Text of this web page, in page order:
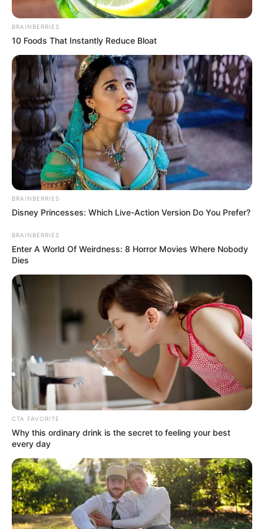
Por:Alerta Tolima
Febrero 25, 2019
COMPARTIR
En un juego bastante disputado en el
de Manizales,Deportes Tolima perdió 2 x 1 ante el Once
Caldas
complica en el inicio del torneo.
Tan solo transcurrían dos minutos de la etapa inicial y ya
se perdía el partido
, pues un error en el fondo pasó
factura, la anotación fue de Javier Reina, nada que hacer
para Álvaro Montero, arquero del Tolima.
Le sugerimos leer:Tres ibaguereños convocados a
representar el país en Santiago de Chile
BRAINBERRIES
10 Foods That Instantly Reduce Bloat
BRAINBERRIES
Disney Princesses: Which Live-Action Version Do You Prefer?
BRAINBERRIES
Enter A World Of Weirdness: 8 Horror Movies Where Nobody
Dies
CTA FAVORITE
Why this ordinary drink is the secret to feeling your best
every day